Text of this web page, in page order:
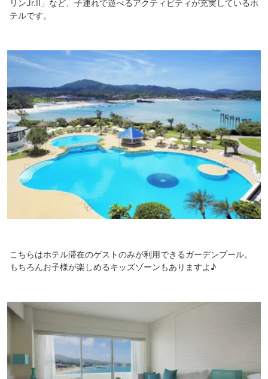
リンJr.II」など、子連れで遊べるアクティビティが充実しているホ
テルです。
こちらはホテル滞在のゲストのみが利用できるガーデンプール。
もちろんお子様が楽しめるキッズゾーンもありますよ♪